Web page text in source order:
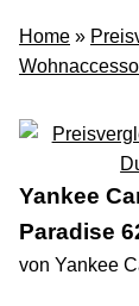
Home »
Yankee
Paradise
von Yankee